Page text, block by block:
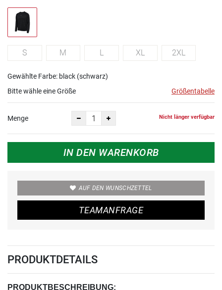
S M L XL 2XL
Gewählte Farbe: black (schwarz)
Bitte wähle eine Größe
Größentabelle
Menge Nicht länger verfügbar
IN DEN WARENKORB
AUF DEN WUNSCHZETTEL
TEAMANFRAGE
PRODUKTDETAILS
PRODUKTBESCHREIBUNG: